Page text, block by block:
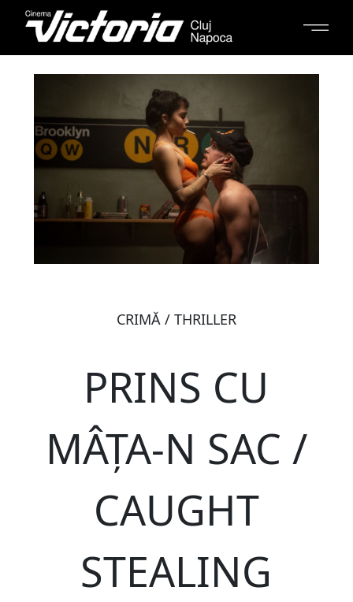
CRIMĂ / THRILLER
PRINS CU
MÂȚA-N SAC /
CAUGHT
STEALING